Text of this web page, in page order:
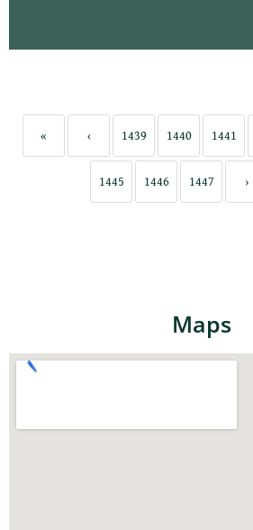
« ‹ 1439 1440 1441
1445 1446 1447 ›
Maps